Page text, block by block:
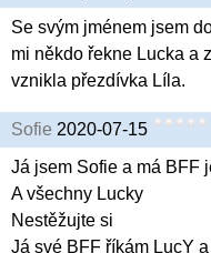
Se svým jménem jsem
mi někdo řekne Lucka a
vznikla přezdívka Líla.
Sofie 2020-07-15
Já jsem Sofie a má BFF
A všechny Lucky
Nestěžujte si
Já své BFF říkám LucY